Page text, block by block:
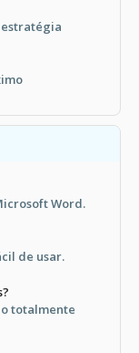
Word.
de usar.
totalmente